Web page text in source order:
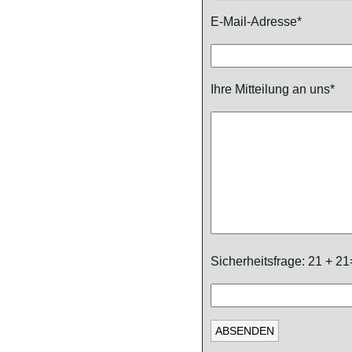
E-Mail-Adresse*
Ihre Mitteilung an uns*
Sicherheitsfrage: 21 +